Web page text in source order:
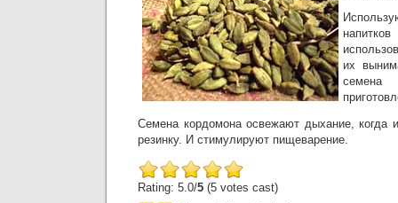
их
Семена кордомона освежают дыхание, когда
резинку. И стимулируют пищеварение.
Rating: 5.0/5 (5 votes cast)